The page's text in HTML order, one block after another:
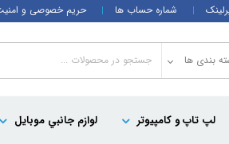
شماره حساب ها حریم خصوصی و
بندی ها
لپ تاپ و کامپيوتر لوازم جانبي موبایل